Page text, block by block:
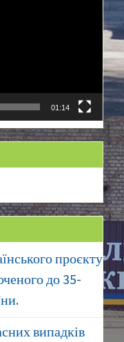
01:14
проєкту
до 35-
випадків